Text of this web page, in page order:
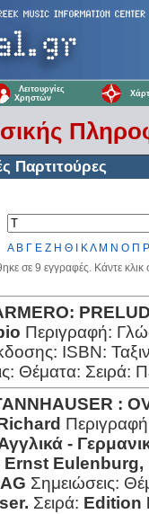
Λειτουργίες
Χρηστών
Παρτιτούρες
Α Β Γ Ε Ζ Η Θ ΚΛ Μ Ν Ο Π Ρ
σε 9 εγγραφές. Κάντε κλικ
Περιγραφή:
ISBN:
Θέματα: Σειρά:
:
-
Εrnst Εulenburg,
Σημειώσεις:
Σειρά: Εdition